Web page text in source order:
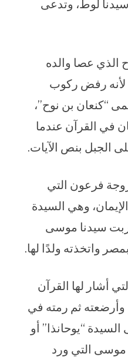
لوط، وتدعى
الذي عصا والده
لأنه رفض ركوب
“كنعان بن نوح”،
في القرآن عندما
الجبل بنص الآيات.
فرعون التي
وهي السيدة
ربت سيدنا موسى
واتخذته ولدًا لها.
أشار لها القرآن
وأرضعته ثم رمته في
“يوحانذا” أو
موسى التي ورد